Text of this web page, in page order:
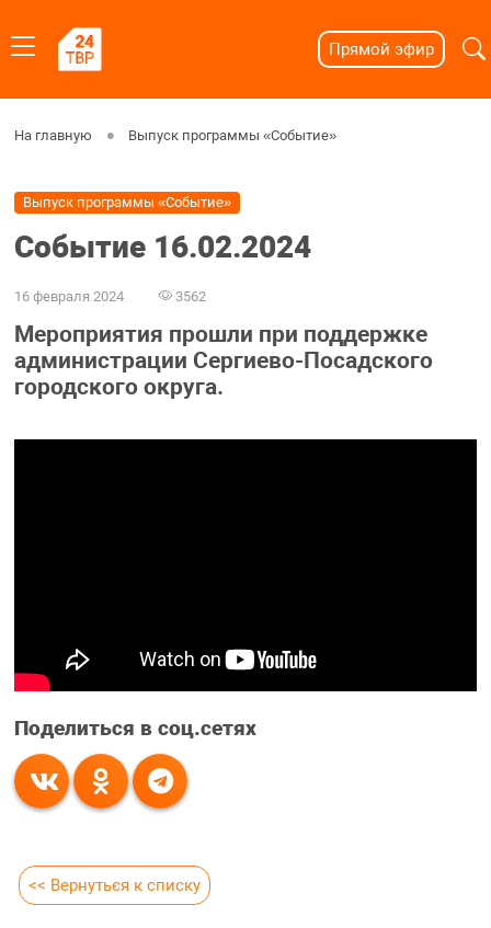
Прямой эфир
На главную Выпуск программы «Событие»
Выпуск программы «Событие»
Событие 16.02.2024
16 февраля 2024 3562
Мероприятия прошли при поддержке
администрации Сергиево-Посадского
городского округа.
Поделиться в соц.сетях
<< Вернуться к списку